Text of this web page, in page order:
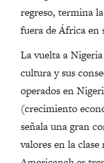
regreso, termina
fuera de África en
La vuelta a
cultura y sus
operados en
(crecimiento
señala una gran
valores en la